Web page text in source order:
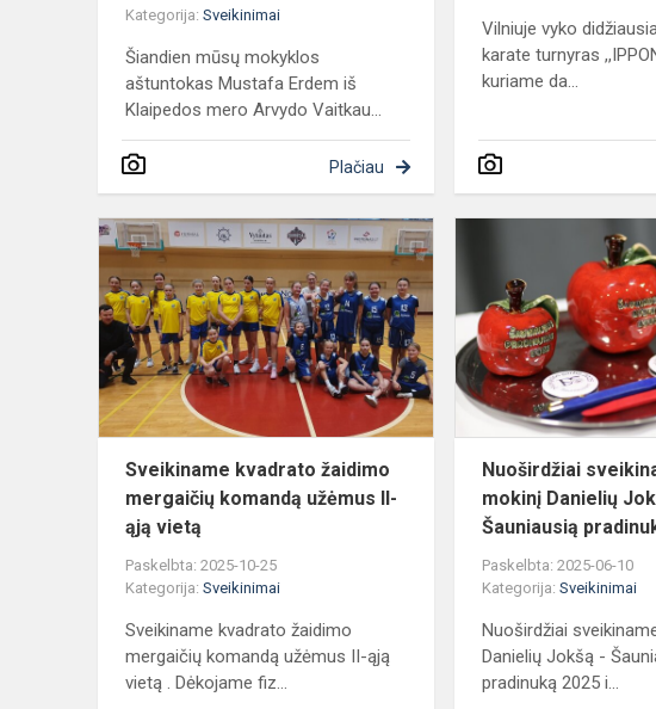
Kategorija: Sveikinimai
Šiandien mūsų mokyklos
aštuntokas Mustafa Erdem iš
Klaipedos mero Arvydo Vaitkau...
Plačiau
Vilniuje vyko
karate turnyras
kuriame da...
Sveikiname
kvadrato
žaidimo
mergaičių
komandą
užėmus
II-
ąją...
Sveikiname kvadrato žaidimo
mergaičių komandą užėmus II-
ąją vietą
Paskelbta: 2025-10-25
Kategorija: Sveikinimai
Sveikiname kvadrato žaidimo
mergaičių komandą užėmus II-ąją
vietą . Dėkojame fiz...
Nuoširdžiai
mokinį Danielių
Šauniausią
Paskelbta: 2025-06-10
Kategorija:Sveikinimai
Nuoširdžiai
Danielių Jokšą -
pradinuką 2025 i...